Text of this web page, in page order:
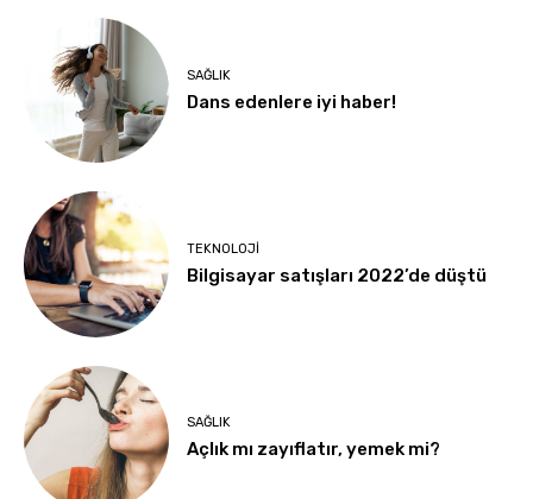
SAĞLIK
Dans edenlere iyi haber!
TEKNOLOJI
Bilgisayar satışları 2022’de düştü
SAĞLIK
Açlık mı zayıflatır, yemek mi?